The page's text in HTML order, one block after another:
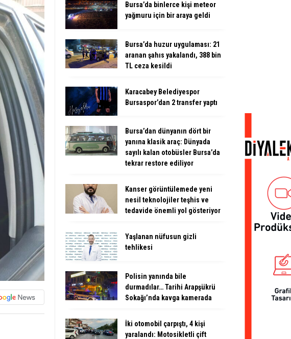
Bursa’da binlerce kişi meteor
yağmuru için bir araya geldi
Bursa’da huzur uygulaması: 21
aranan şahıs yakalandı, 388 bin
TL ceza kesildi
Karacabey Belediyespor
Bursaspor’dan 2 transfer yaptı
Bursa’dan dünyanın dört bir
yanına klasik araç: Dünyada
sayılı kalan otobüsler Bursa’da
tekrar restore ediliyor
Kanser görüntülemede yeni
nesil teknolojiler teşhis ve
tedavide önemli yol gösteriyor
Yaşlanan nüfusun gizli
tehlikesi
Polisin yanında bile
durmadılar… Tarihi Arapşükrü
Sokağı’nda kavga kamerada
İki otomobil çarpıştı, 4 kişi
yaralandı: Motosikletli çift